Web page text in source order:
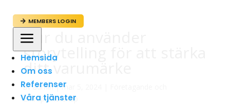
 MEMBERS LOGIN
a
Hemsida
Om oss
Referenser
Våra tjänster
Hur du använder
storytelling för att stärka
ditt varumärke
avadmin|mar 5, 2024
Entreprenörskap